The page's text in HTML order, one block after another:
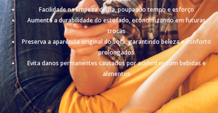
Facilidade na limpeza diária, poupando tempo e esforço
Aumenta a durabilidade do estofado, economizando em futuras
trocas
Preserva a aparência original do sofá, garantindo beleza e conforto
prolongados
Evita danos permanentes causados por acidentes com bebidas e
alimentos